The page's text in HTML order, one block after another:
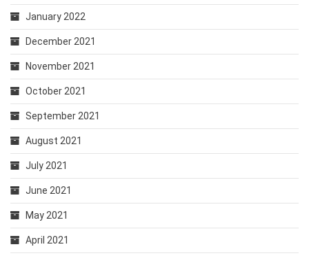
January 2022
December 2021
November 2021
October 2021
September 2021
August 2021
July 2021
June 2021
May 2021
April 2021